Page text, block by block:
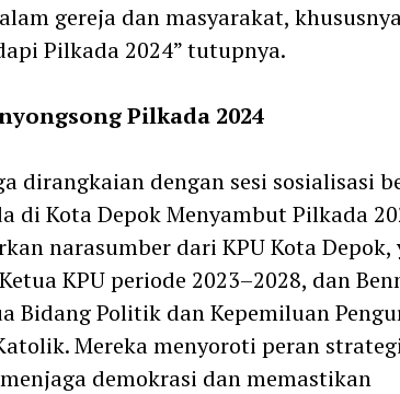
gereja dan masyarakat,
Pilkada 2024” tutupnya.
Pilkada 2024
dirangkaian dengan sesi sosialisasi
di Kota Depok Menyambut Pilkada
narasumber dari KPU Kota Depok,
KPU periode 2023–2028, dan
Bidang Politik dan Kepemiluan
Mereka menyoroti peran
demokrasi dan memastikan